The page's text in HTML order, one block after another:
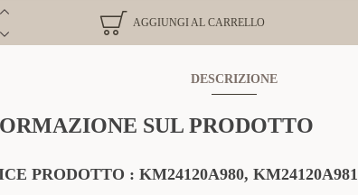
AGGIUNGI AL CARRELLO
DESCRIZIONE
SUL PRODOTTO
PRODOTTO : KM24120A980, KM24120A981